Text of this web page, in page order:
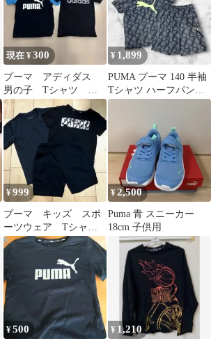
現在 ¥300
プーマ アディダス
男の子 Tシャツ 半
袖 スポーツブラン
ド 2点セット
¥ 1,899
PUMA プーマ 140 半袖
Tシャツ ハーフパンツ
総柄 吸汗速乾 ブラック
¥999
プーマ キッズ スポ
ーツウェア Tシャ
ツ ハーフパンツ
¥2,500
Puma 青 スニーカー
18cm 子供用
¥500 ¥ 1,210